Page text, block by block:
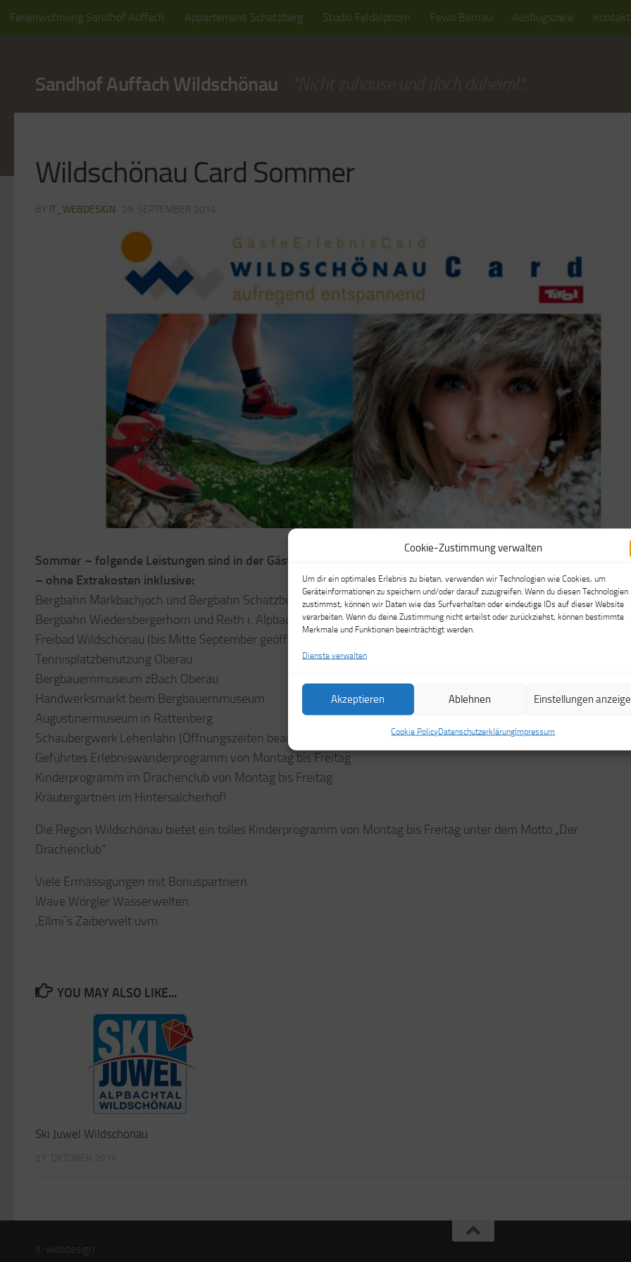
Cookie-Zustimmung verwalten
Um dir ein optimales Erlebnis zu bieten, verwenden wir Technologien wie Cookies, um
Geräteinformationen zu speichern und/oder darauf zuzugreifen. Wenn du diesen Technologien
zustimmst, können wir Daten wie das Surfverhalten oder eindeutige IDs auf dieser Website
verarbeiten. Wenn du deine Zustimmung nicht erteilst oder zurückziehst, können bestimmte
Merkmale und Funktionen beeinträchtigt werden.
Dienste verwalten
Akzeptieren Ablehnen Einstellungen
Cookie PolicyDatenschutzerklärungImpressum
Skip to content
Ferienwohnung Sandhof Auffach Appartement Schatzberg Studio Feldalphorn Fewo Bernau Ausflugsziele Kontakt
Sandhof Auffach Wildschönau
Wildschönau Card Sommer
BY IT_WEBDESIGN · 29. SEPTEMBER 2014
Sommer – folgende Leistungen sind in der Gästekarte WildschönauCard
– ohne Extrakosten inklusive:
Bergbahn Markbachjoch und Bergbahn Schatzberg
Bergbahn Wiedersbergerhorn und Reith i. Alpbachtal
Freibad Wildschönau (bis Mitte September geöffnet)
Tennisplatzbenutzung Oberau
Bergbauernmuseum zBach Oberau
Handwerksmarkt beim Bergbauernmuseum
Augustinermuseum in Rattenberg
Schaubergwerk Lehenlahn (Öffnungszeiten beachten)
Geführtes Erlebniswanderprogramm von Montag bis Freitag
Kinderprogramm im Drachenclub von Montag bis Freitag
Kräutergartnen im Hintersalcherhof!
Die Region Wildschönau bietet ein tolles Kinderprogramm von Montag bis Freitag unter dem Motto „Der
Drachenclub“.
Viele Ermässigungen mit Bonuspartnern
Wave Wörgler Wasserwelten
,Ellmi`s Zaiberwelt uvm
YOU MAY ALSO LIKE...
Ski Juwel Wildschönau
it-webdesign